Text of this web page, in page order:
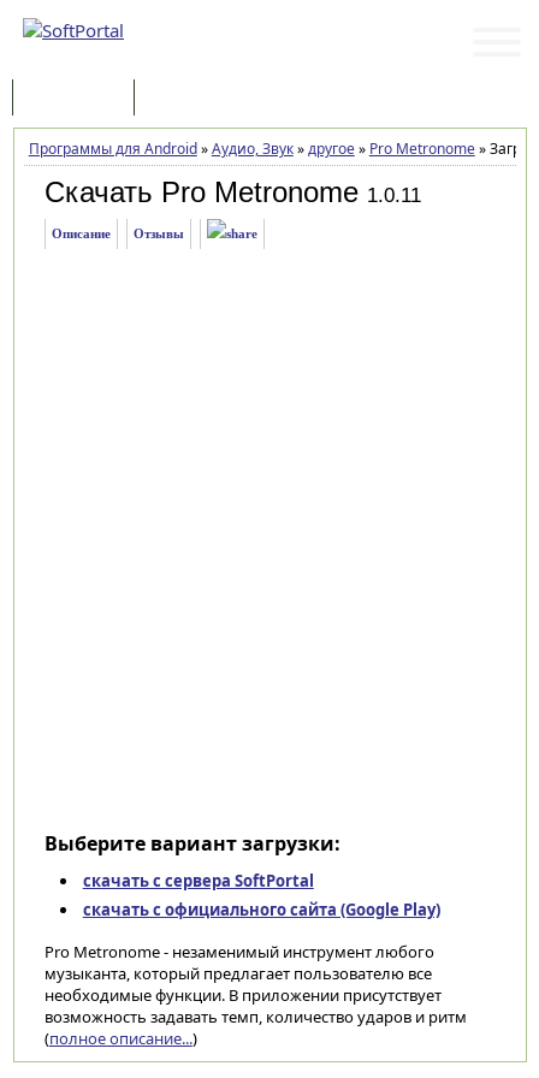
Программы для Android»Аудио, Звук»другое» Pro Metronome»
Скачать Pro Metronome 1.0.11
Описание Отзывы
Выберите вариант загрузки:
скачать с сервера SoftPortal
скачать с официального сайта (Google Play)
Pro Metronome - незаменимый инструмент любого
музыканта, который предлагает пользователю все
необходимые функции. В приложении присутствует
возможность задавать темп, количество ударов и ритм
(полное описание...)